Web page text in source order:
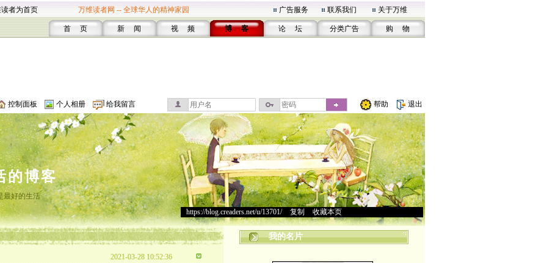
者为首页 万维读者网 -- 全球华人的精神家园 广告服务 联系我们 关于万维
首 页 新 闻 视 频 博 客 论 坛 分类广告 购 物
控制面板 个人相册 给我留言 帮助 退出
的博客
最好的生活
https://blog.creaders.net/u/13701/> 复制 收藏本页
2021-03-28 10:52:36
我的名片